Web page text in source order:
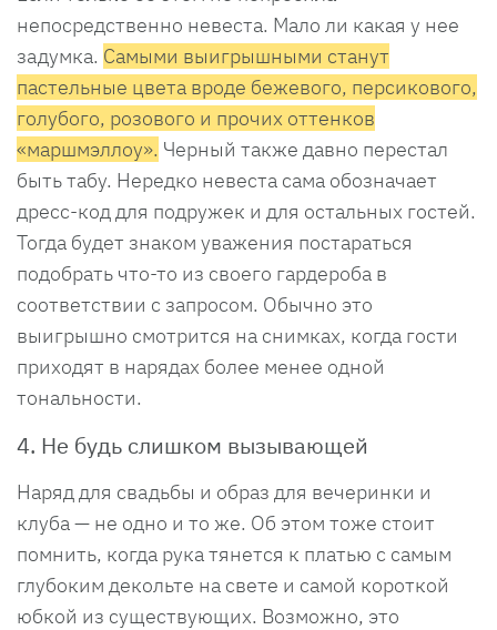
непосредственно невеста. Мало ли какая у нее
задумка. Самыми выигрышными станут
пастельные цвета вроде бежевого, персикового,
голубого, розового и прочих оттенков
«маршмэллоу». Черный также давно перестал
быть табу. Нередко невеста сама обозначает
дресс-код для подружек и для остальных гостей.
Тогда будет знаком уважения постараться
подобрать что-то из своего гардероба в
соответствии с запросом. Обычно это
выигрышно смотрится на снимках, когда гости
приходят в нарядах более менее одной
тональности.
4. Не будь слишком вызывающей
Наряд для свадьбы и образ для вечеринки и
клуба — не одно и то же. Об этом тоже стоит
помнить, когда рука тянется к платью с самым
глубоким декольте на свете и самой короткой
юбкой из существующих. Возможно, это